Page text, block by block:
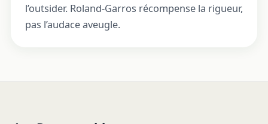
l’outsider. Roland-Garros récompense la rigueur,
pas l’audace aveugle.